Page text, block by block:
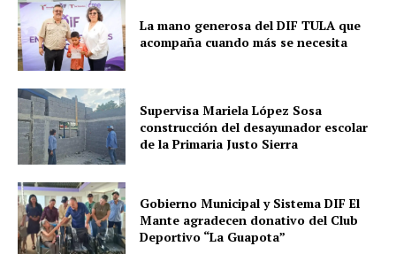
La mano generosa del DIF TULA que
acompaña cuando más se necesita
Supervisa Mariela López Sosa
construcción del desayunador escolar
de la Primaria Justo Sierra
Gobierno Municipal y Sistema DIF El
Mante agradecen donativo del Club
Deportivo “La Guapota”